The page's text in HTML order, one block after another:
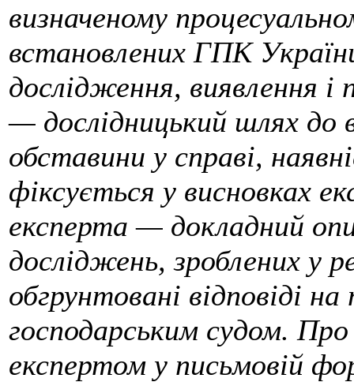
визначеному
встановлених ГПК
дослідження, виявлення
— дослідницький шлях до
обставини у справі,
фіксується у висновках
експерта — докладний
досліджень, зроблених у
обгрунтовані відповіді
господарським судом. Про
експертом у письмовій